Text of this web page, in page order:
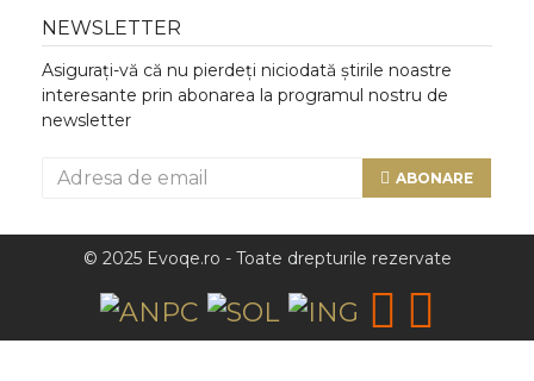
NEWSLETTER
Asigurați-vă că nu pierdeți niciodată știrile noastre
interesante prin abonarea la programul nostru de
newsletter
ABONARE
© 2025 Evoqe.ro - Toate drepturile rezervate